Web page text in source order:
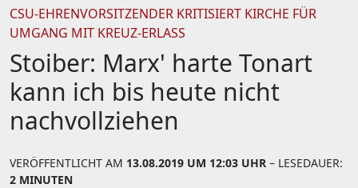
CSU-EHRENVORSITZENDER KRITISIERT KIRCHE FÜR
UMGANG MIT KREUZ-ERLASS
Stoiber: Marx' harte Tonart
kann ich bis heute nicht
nachvollziehen
VERÖFFENTLICHT AM 13.08.2019 UM 12:03 UHR – LESEDAUER:
2 MINUTEN